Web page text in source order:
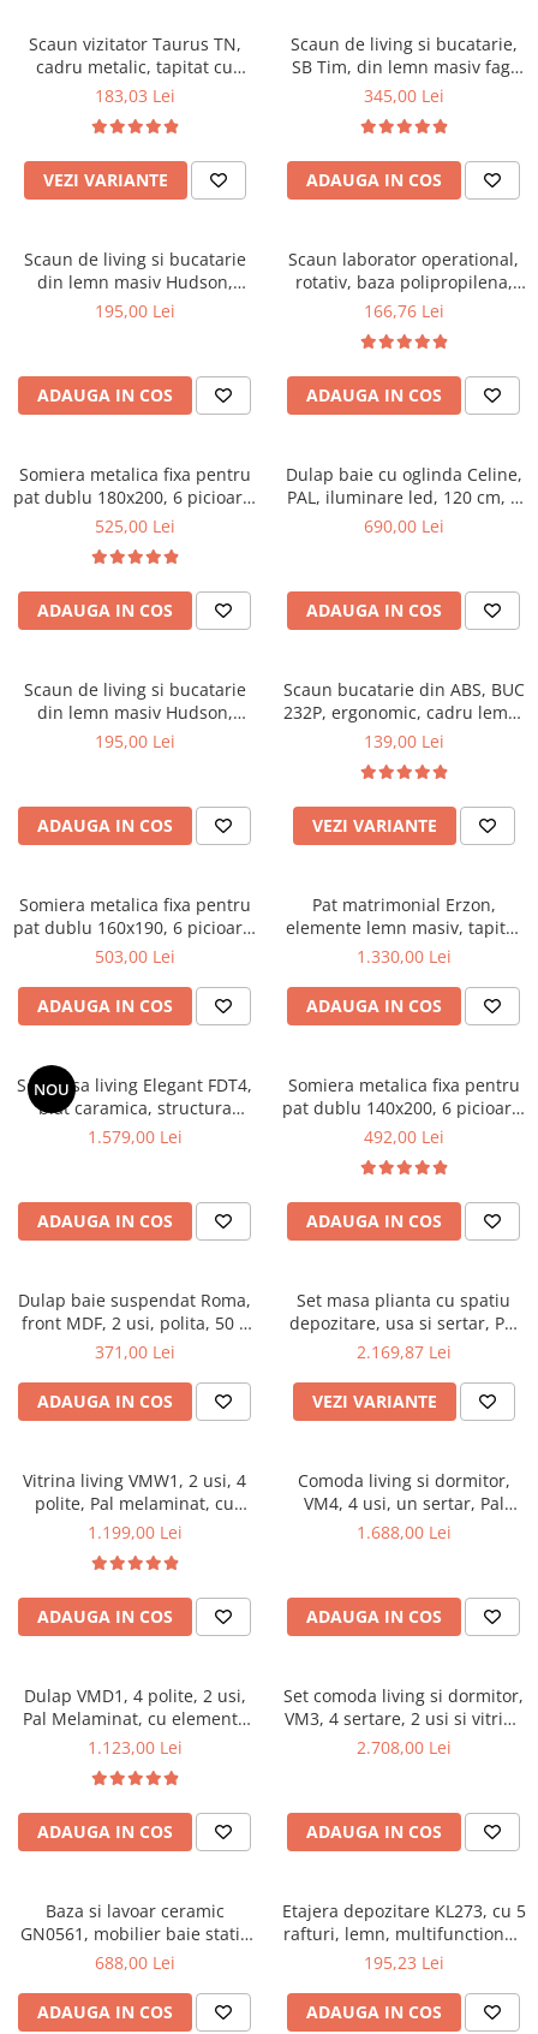
Saltele cu arcuri impachetate
individual
Saltele Memory Pocket
Saltele Memory Foam
Saltele Memory Pocket
Saltele cu plasa arcuri
Saltele cu spuma
Saltele cu spuma poliuretanica
Saltele 140x200
Saltele 180x200
Top saltele
Top saltele 5 cm
Top saltele memory 5 cm
Top saltele MemoHR 6.5 cm
Saltele cu plasa de arcuri
Saltele cu spuma
Paturi
Seturi de pat si saltea
Masute de toaleta
Mobilier living
Scaune pentru living
Comode living
Set mese plus scaune
Scaune ergonomice
Etajere Birou
Birouri
Scaune pentru birou
Scaune pentru vizitatori
Scaune manager
Mobilier bucatarie
Mese bucatarie
Mobila bucatarie
Seturi mese si scaune bucatarie
Mobilier hol
Suporturi si rafturi pantofi
Portmantouri
Seturi mobilier hol
Stender haine
Etajere
Mobilier gradinita
Mese gradinita
Scaune gradinita
Mobilier copii
Mobila camera copii
Saltele patuturi copii
Paturi copii
Masa si scaune gradinita
Seturi comode living si dormitor
Scaune birou
Scaune profesionale
Scaune resigilate
Scaune conferinta
Scaune terasa si outdoor
Scaun vizitator Taurus TN,
cadru metalic, tapitat cu
stofa, stivuibil, 120 kg, negru
183,03 Lei
VEZI VARIANTE
Scaun de living si bucatarie,
SB Tim, din lemn masiv fag,
tapiterie stofa, lacuit, 120 kg,
345,00 Lei
ADAUGA IN COS
Scaun de living si bucatarie
din lemn masiv Hudson,
tapiterie stofa,100 kg,
195,00 Lei
ADAUGA IN COS
Scaun laborator operational,
rotativ, baza polipropilena,
piele ecologica, inaltime
166,76 Lei
ADAUGA IN COS
Somiera metalica fixa pentru
pat dublu 180x200, 6 picioare,
32 lamele lemn fag, benzi
negru
525,00 Lei
ADAUGA IN COS
Dulap baie cu oglinda Celine,
PAL, iluminare led, 120 cm, 3
usi, 3 rafturi, soft close, alb
690,00 Lei
ADAUGA IN COS
Scaun de living si bucatarie
din lemn masiv Hudson,
tapiterie stofa,100 kg,
195,00 Lei
ADAUGA IN COS
Scaun bucatarie din ABS, BUC
232P, ergonomic, cadru lemn,
100 kg
139,00 Lei
VEZI VARIANTE
Somiera metalica fixa pentru
pat dublu 160x190, 6 picioare,
30 lamele lemn fag, benzi
negru
503,00 Lei
ADAUGA IN COS
Pat matrimonial Erzon,
elemente lemn masiv, tapitat
cu stofa, cu somiera,140x200
1.330,00 Lei
ADAUGA IN COS
NOU
Set masa living Elegant FDT4,
blat caramica, structura
metalica, 140x80x75 cm,
bej
1.579,00 Lei
ADAUGA IN COS
Somiera metalica fixa pentru
pat dublu 140x200, 6 picioare,
32 lamele lemn fag, benzi
negru
492,00 Lei
ADAUGA IN COS
Dulap baie suspendat Roma,
front MDF, 2 usi, polita, 50 x
68 cm, alb
371,00 Lei
ADAUGA IN COS
Set masa plianta cu spatiu
depozitare, usa si sertar, Pal
Melaminat, 160x96x80 cm si 6
cu piele ecologica, nuc
2.169,87 Lei
VEZI VARIANTE
Vitrina living VMW1, 2 usi, 4
polite, Pal melaminat, cu
insertii MDF, Nuc
1.199,00 Lei
ADAUGA IN COS
Comoda living si dormitor,
VM4, 4 usi, un sertar, Pal
melaminat, cu insertii MDF,
1.688,00 Lei
ADAUGA IN COS
Dulap VMD1, 4 polite, 2 usi,
Pal Melaminat, cu elemente
din MDF, Nuc
1.123,00 Lei
ADAUGA IN COS
Set comoda living si dormitor,
VM3, 4 sertare, 2 usi si vitrina
suprapozabila VMN4, 2 usi, 2
2.708,00 Lei
ADAUGA IN COS
Baza si lavoar ceramic
GN0561, mobilier baie stativ
50 cm, front MDF, 2 usi, 2
reglabile, alb/antracit
688,00 Lei
ADAUGA IN COS
Etajera depozitare KL273, cu 5
rafturi, lemn, multifunctional,
natur
195,23 Lei
ADAUGA IN COS